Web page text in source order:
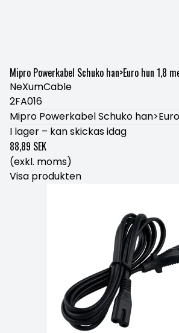
Mipro Powerkabel Schuko han>Euro hun 1,8
NeXumCable
2FA016
Mipro Powerkabel Schuko
I lager – kan skickas idag
88,89 SEK
(exkl. moms)
Visa produkten